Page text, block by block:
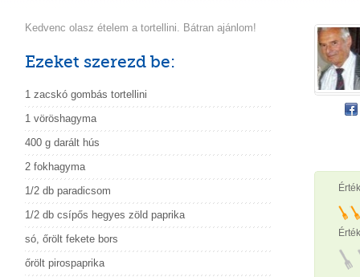
Kedvenc olasz ételem a tortellini. Bátran ajánlom!
Ezeket szerezd be:
1 zacskó gombás tortellini
1 vöröshagyma
400 g darált hús
2 fokhagyma
1/2 db paradicsom
1/2 db csípős hegyes zöld paprika
só, őrölt fekete bors
őrölt pirospaprika